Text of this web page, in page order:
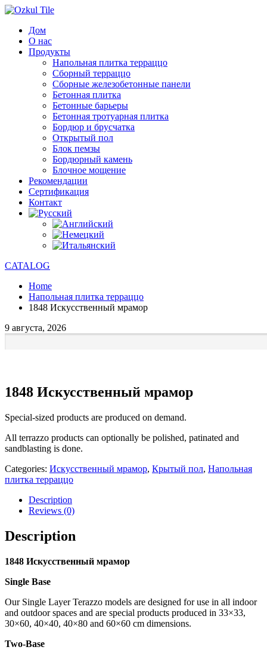
Дом
О нас
Продукты
Напольная плитка терраццо
Сборный терраццо
Сборные железобетонные панели
Бетонная плитка
Бетонные барьеры
Бетонная тротуарная плитка
Бордюр и брусчатка
Открытый пол
Блок пемзы
Бордюрный камень
Блочное мощение
Рекомендации
Сертификация
Контакт
CATALOG
Home
Напольная плитка терраццо
1848 Искусственный мрамор
9 августа, 2026
1848 Искусственный мрамор
Special-sized products are produced on demand.
All terrazzo products can optionally be polished, patinated and
sandblasting is done.
Categories: Искусственный мрамор, Крытый пол, Напольная
плитка терраццо
Description
Reviews (0)
Description
1848 Искусственный мрамор
Single Base
Our Single Layer Terazzo models are designed for use in all indoor
and outdoor spaces and are special products produced in 33×33,
30×60, 40×40, 40×80 and 60×60 cm dimensions.
Two-Base